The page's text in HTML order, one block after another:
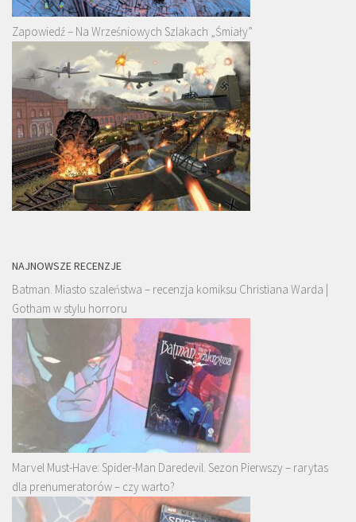
Zapowiedź – Na Wrześniowych Szlakach „Śmiały”
NAJNOWSZE RECENZJE
Batman. Miasto szaleństwa – recenzja komiksu Christiana Warda |
Gotham w stylu horroru
Marvel Must-Have: Spider-Man Daredevil. Sezon Pierwszy – rarytas
dla prenumeratorów – czy warto?